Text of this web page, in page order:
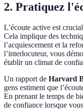
2. Pratiquez
L’écoute active est
Cela implique des
l’acquiescement et la
l’interlocuteur, vous
établir un climat de
Un rapport de Harvard
gens estiment que
En prenant le temps de
de confiance lorsque